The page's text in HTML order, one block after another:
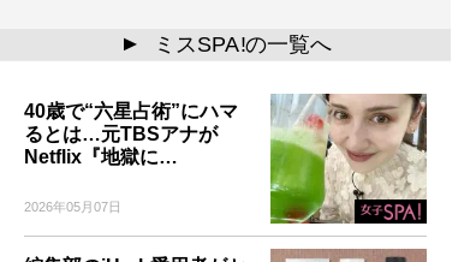
▲ ミスSPA!の一覧へ
40歳で“六星占術”にハマ
るとは…元TBSアナが
Netflix『地獄に…
2026年05月07日